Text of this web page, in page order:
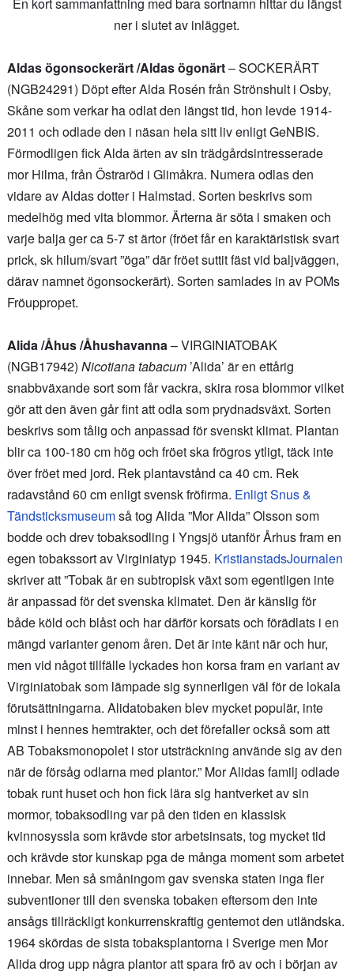
ner i slutet av inlägget.
Aldas ögonsockerärt /Aldas ögonärt– SOCKERÄRT
(NGB24291) Döpt efter Alda Rosén från Strönshult i Osby,
Skåne som verkar ha odlat den längst tid, hon levde 1914-
2011 och odlade den i näsan hela sitt liv enligt GeNBIS.
Förmodligen fick Alda ärten av sin trädgårdsintresserade
mor Hilma, från Östraröd i Glimåkra. Numera odlas den
vidare av Aldas dotter i Halmstad. Sorten beskrivs som
medelhög med vita blommor. Ärterna är söta i smaken och
varje balja ger ca 5-7 st ärtor (fröet får en karaktäristisk svart
prick, sk hilum/svart ”öga” där fröet suttit fäst vid baljväggen,
därav namnet ögonsockerärt). Sorten samlades in av POMs
Fröuppropet.
Alida /Åhus /Åhushavanna– VIRGINIATOBAK
(NGB17942) Nicotiana tabacum’Alida’ är en ettårig
snabbväxande sort som får vackra, skira rosa blommor vilket
gör att den även går fint att odla som prydnadsväxt. Sorten
beskrivs som tålig och anpassad för svenskt klimat. Plantan
blir ca 100-180 cm hög och fröet ska frögros ytligt, täck inte
över fröet med jord. Rek plantavstånd ca 40 cm. Rek
radavstånd 60 cm enligt svensk fröfirma. Enligt Snus &
Tändsticksmuseumså tog Alida ”Mor Alida” Olsson som
bodde och drev tobaksodling i Yngsjö utanför Århus fram en
egen tobakssort av Virginiatyp 1945. KristianstadsJournalen
skriver att ”Tobak är en subtropisk växt som egentligen inte
är anpassad för det svenska klimatet. Den är känslig för
både köld och blåst och har därför korsats och förädlats i en
mängd varianter genom åren. Det är inte känt när och hur,
men vid något tillfälle lyckades hon korsa fram en variant av
Virginiatobak som lämpade sig synnerligen väl för de lokala
förutsättningarna. Alidatobaken blev mycket populär, inte
minst i hennes hemtrakter, och det förefaller också som att
AB Tobaksmonopolet i stor utsträckning använde sig av den
när de försåg odlarna med plantor.” Mor Alidas familj odlade
tobak runt huset och hon fick lära sig hantverket av sin
mormor, tobaksodling var på den tiden en klassisk
kvinnosyssla som krävde stor arbetsinsats, tog mycket tid
och krävde stor kunskap pga de många moment som arbetet
innebar. Men så småningom gav svenska staten inga fler
subventioner till den svenska tobaken eftersom den inte
ansågs tillräckligt konkurrenskraftig gentemot den utländska.
1964 skördas de sista tobaksplantorna i Sverige men Mor
Alida drog upp några plantor att spara frö av och i början av